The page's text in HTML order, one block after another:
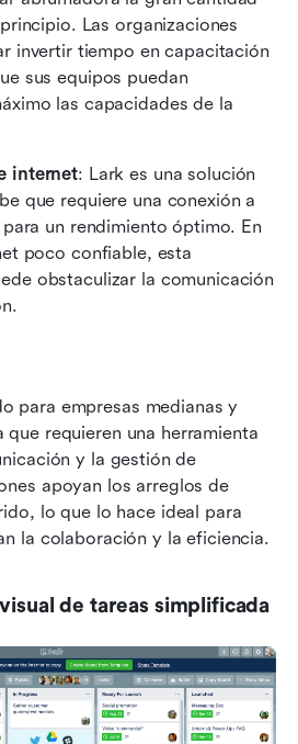
Las organizaciones
invertir tiempo en capacitación
sus equipos puedan
las capacidades de la
internet: Lark es una solución
que requiere una conexión a
un rendimiento óptimo. En
poco confiable, esta
obstaculizar la comunicación
para empresas medianas y
que requieren una herramienta
y la gestión de
apoyan los arreglos de
lo que lo hace ideal para
la colaboración y la eficiencia.
de tareas simplificada